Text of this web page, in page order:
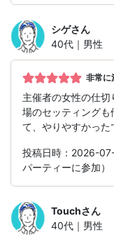
シゲさん
40代｜男性
非常に
主催者の女性の仕
場のセッティングも
て、やりやすかった
投稿日時：2026-
パーティーに参加）
Touchさん
40代｜男性